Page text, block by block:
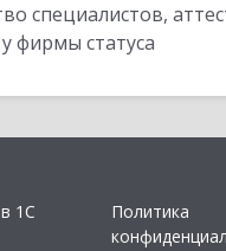
специалистов,
фирмы статуса
1С
Политика